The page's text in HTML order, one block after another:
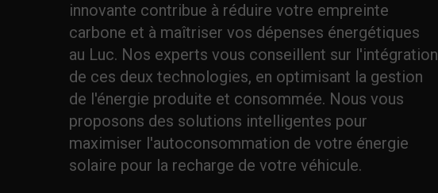
innovante contribue à réduire votre empreinte
carbone et à maîtriser vos dépenses énergétiques
au Luc. Nos experts vous conseillent sur l'intégration
de ces deux technologies, en optimisant la gestion
de l'énergie produite et consommée. Nous vous
proposons des solutions intelligentes pour
maximiser l'autoconsommation de votre énergie
solaire pour la recharge de votre véhicule.